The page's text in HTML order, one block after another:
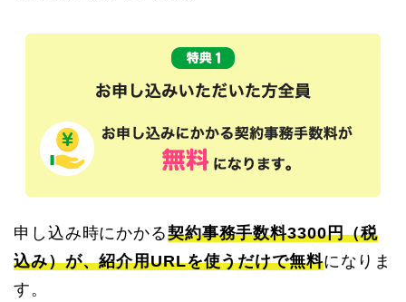
申し込み時にかかる契約事務手数料3300円（税
込み）が、紹介用URLを使うだけで無料になりま
す。